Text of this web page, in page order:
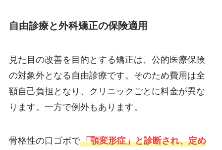
自由診療と外科矯正の保険適用
見た目の改善を目的とする矯正は、公的医療保険
の対象外となる自由診療です。そのため費用は全
額自己負担となり、クリニックごとに料金が異な
ります。一方で例外もあります。
骨格性の口ゴボで「顎変形症」と診断され、定め